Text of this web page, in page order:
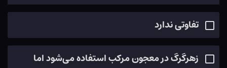
تفاوتی ندارد
زهرگرگ در معجون مرکب استفاده می‌شود اما